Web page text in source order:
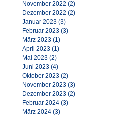
November 2022 (2)
Dezember 2022 (2)
Januar 2023 (3)
Februar 2023 (3)
März 2023 (1)
April 2023 (1)
Mai 2023 (2)
Juni 2023 (4)
Oktober 2023 (2)
November 2023 (3)
Dezember 2023 (2)
Februar 2024 (3)
März 2024 (3)